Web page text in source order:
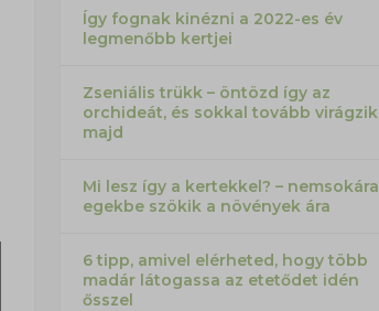
Így fognak kinézni a 2022-es év
legmenőbb kertjei
Zseniális trükk – öntözd így az
orchideát, és sokkal tovább virágzik
majd
Mi lesz így a kertekkel? – nemsokára
egekbe szökik a növények ára
6 tipp, amivel elérheted, hogy több
madár látogassa az etetődet idén
ősszel